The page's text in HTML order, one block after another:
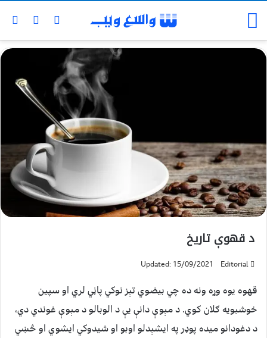
د قهوې تاريخ
Editorial
Updated: 15/09/2021
قهوه يوه وړه ونه ده چي بيضوي تېز نوكي پاڼي لري او سپين
خوشبويه ګلان كوي. د مېوې دانې يې د الوبالو د مېوې غوندي دي،
د دغودانو ميده پوډر په ايشېدلو اوبو او شيدوكي ايشوي او څښي